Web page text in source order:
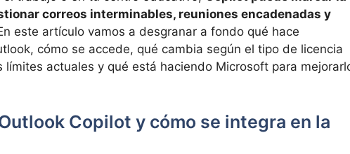
correos interminables, reuniones encadenadas y
este artículo vamos a desgranar a fondo qué hace
cómo se accede, qué cambia según el tipo de licencia
límites actuales y qué está haciendo Microsoft para
Copilot y cómo se integra en la